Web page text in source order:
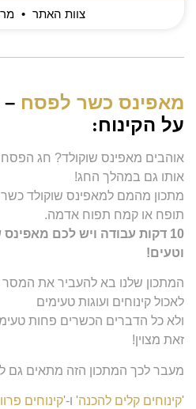
צוות האתר מרץ 8,
מאפינס כשר לפסח –
על הקינוח:
אוהבים מאפינס שוקולד? חג הפסח
אותו גם במהלך החג!
מתכון מהמם למאפינס שוקולד
תופח או קמח תפוח אדמה.
10 דקות עבודה ויש לכם
וטעים!
המתכון שלנו בא להעביר את
לאכול קינוחים ועוגות טעימים
ולא כל הדברים הכשרים פחות
זאת מצוין!
מעבר לכך המתכון הזה מתאים גם
'קינוחים קלים להכנה' ו-'קינוחים